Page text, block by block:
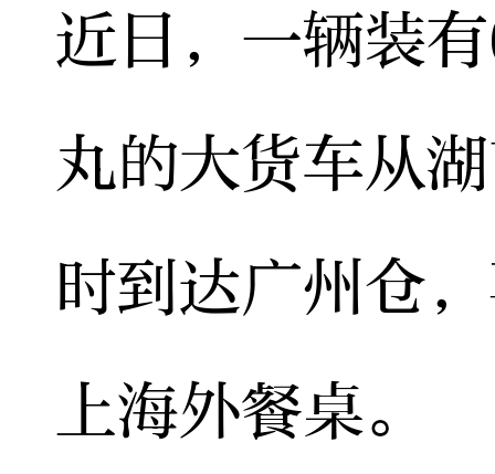
近日，一辆装
丸的大货车从
时到达广州仓
上海外餐桌。